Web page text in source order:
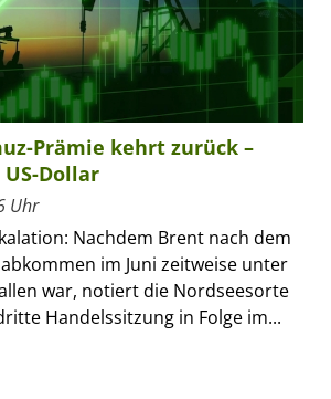
Prämie kehrt zurück –
Dollar
Uhr
Nachdem Brent nach dem
im Juni zeitweise unter
war, notiert die Nordseesorte
Handelssitzung in Folge im...